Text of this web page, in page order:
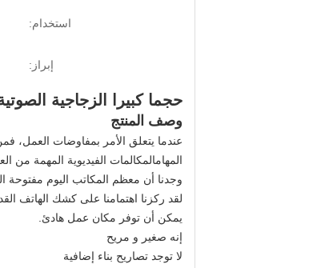
استخدام:
إبراز:
حجما كبيرا الزجاجية
وصف المنتج
عندما يتعلق الأمر بمفاوضات العمل،
المهامالمكالمات الفيديوية المهمة
وجدنا أن معظم المكاتب اليوم مفتوحة
لقد ركزنا اهتمامنا على كشك الهاتف
يمكن أن توفر مكان عمل هادئ.
إنه صغير و مريح
لا توجد تصاريح بناء إضافية